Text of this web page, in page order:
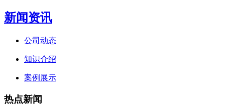
新闻资讯
公司动态
知识介绍
案例展示
热点新闻